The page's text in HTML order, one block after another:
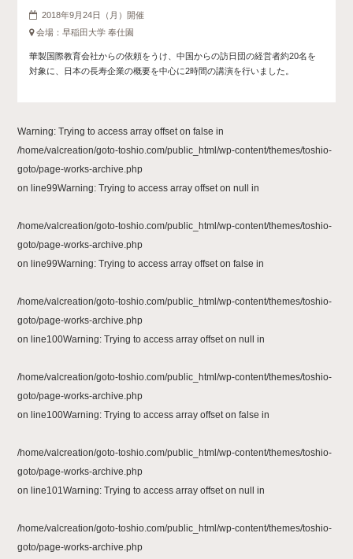
2018年9月24日（月）開催
会場：早稲田大学 奉仕園
華製国際教育会社からの依頼をうけ、中国からの訪日団の経営者約20名を
対象に、日本の長寿企業の概要を中心に2時間の講演を行いました。
Warning: Trying to access array offset on false in
/home/valcreation/goto-toshio.com/public_html/wp-content/themes/toshio-
goto/page-works-archive.php
on line99Warning: Trying to access array offset on null in
/home/valcreation/goto-toshio.com/public_html/wp-content/themes/toshio-
goto/page-works-archive.php
on line99Warning: Trying to access array offset on false in
/home/valcreation/goto-toshio.com/public_html/wp-content/themes/toshio-
goto/page-works-archive.php
on line100Warning: Trying to access array offset on null in
/home/valcreation/goto-toshio.com/public_html/wp-content/themes/toshio-
goto/page-works-archive.php
on line100Warning: Trying to access array offset on false in
/home/valcreation/goto-toshio.com/public_html/wp-content/themes/toshio-
goto/page-works-archive.php
on line101Warning: Trying to access array offset on null in
/home/valcreation/goto-toshio.com/public_html/wp-content/themes/toshio-
goto/page-works-archive.php